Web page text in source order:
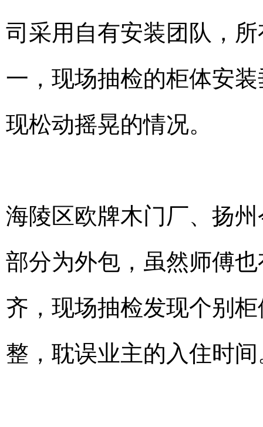
司采用自有安装团队，
一，现场抽检的柜体安
现松动摇晃的情况。
海陵区欧牌木门厂、扬
部分为外包，虽然师傅
齐，现场抽检发现个别
整，耽误业主的入住时间